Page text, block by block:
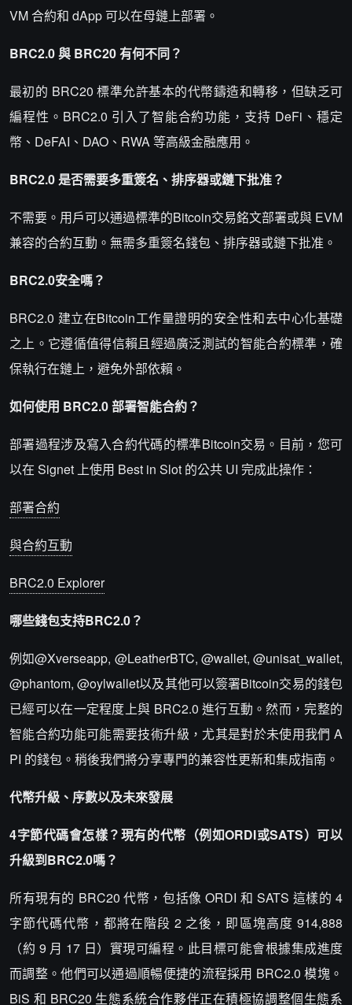
VM 合約和 dApp 可以在母鏈上部署。
BRC2.0 與 BRC20 有何不同？
最初的 BRC20 標準允許基本的代幣鑄造和轉移，但缺乏可
編程性。BRC2.0 引入了智能合約功能，支持 DeFi、穩定
幣、DeFAI、DAO、RWA 等高級金融應用。
BRC2.0 是否需要多重簽名、排序器或鏈下批准？
不需要。用戶可以通過標準的Bitcoin交易銘文部署或與 EVM
兼容的合約互動。無需多重簽名錢包、排序器或鏈下批准。
BRC2.0安全嗎？
BRC2.0 建立在Bitcoin工作量證明的安全性和去中心化基礎
之上。它遵循值得信賴且經過廣泛測試的智能合約標準，確
保執行在鏈上，避免外部依賴。
如何使用 BRC2.0 部署智能合約？
部署過程涉及寫入合約代碼的標準Bitcoin交易。目前，您可
以在 Signet 上使用 Best in Slot 的公共 UI 完成此操作：
部署合約
與合約互動
BRC2.0 Explorer
哪些錢包支持BRC2.0？
例如@Xverseapp, @LeatherBTC, @wallet, @unisat_wallet,
@phantom, @oylwallet以及其他可以簽署Bitcoin交易的錢包
已經可以在一定程度上與 BRC2.0 進行互動。然而，完整的
智能合約功能可能需要技術升級，尤其是對於未使用我們 A
PI 的錢包。稍後我們將分享專門的兼容性更新和集成指南。
代幣升級、序數以及未來發展
4字節代碼會怎樣？現有的代幣（例如ORDI或SATS）可以
升級到BRC2.0嗎？
所有現有的 BRC20 代幣，包括像 ORDI 和 SATS 這樣的 4
字節代碼代幣，都將在階段 2 之後，即區塊高度 914,888
（約 9 月 17 日）實現可編程。此目標可能會根據集成進度
而調整。他們可以通過順暢便捷的流程採用 BRC2.0 模塊。
BiS 和 BRC20 生態系統合作夥伴正在積極協調整個生態系